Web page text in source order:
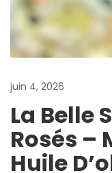
juin 4, 2026
La Belle
Rosés –
Huile